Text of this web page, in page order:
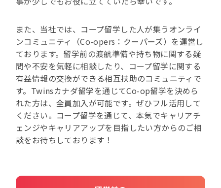
また、当社では、コープ留学した人が集うオンライ
ンコミュニティ（Co-opers：クーパーズ）を運営し
ております。留学前の渡航準備や持ち物に関する疑
問や不安を気軽に相談したり、コープ留学に関する
有益情報の交換ができる相互扶助のコミュニティで
す。Twinsカナダ留学を通じてCo-op留学を決めら
れた方は、全員加入が可能です。ぜひフル活用して
ください。コープ留学を通じて、本気でキャリアチ
ェンジやキャリアアップを目指したい方からのご相
談をお待ちしております！